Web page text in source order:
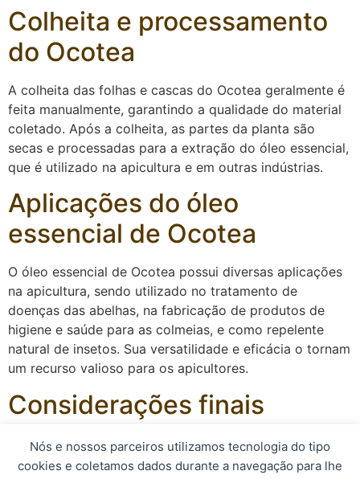
Nós e nossos parceiros utilizamos tecnologia do tipo
cookies e coletamos dados durante a navegação para lhe
Colheita e processamento
do Ocotea
A colheita das folhas e cascas do Ocotea geralmente é
feita manualmente, garantindo a qualidade do material
coletado. Após a colheita, as partes da planta são
secas e processadas para a extração do óleo essencial,
que é utilizado na apicultura e em outras indústrias.
Aplicações do óleo
essencial de Ocotea
O óleo essencial de Ocotea possui diversas aplicações
na apicultura, sendo utilizado no tratamento de
doenças das abelhas, na fabricação de produtos de
higiene e saúde para as colmeias, e como repelente
natural de insetos. Sua versatilidade e eficácia o tornam
um recurso valioso para os apicultores.
Considerações finais
Em resumo, o Ocotea é uma planta com múltiplos
benefícios para a apicultura, oferecendo propriedades